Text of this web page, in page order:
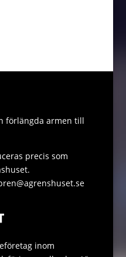
förlängda armen till
precis som
inom